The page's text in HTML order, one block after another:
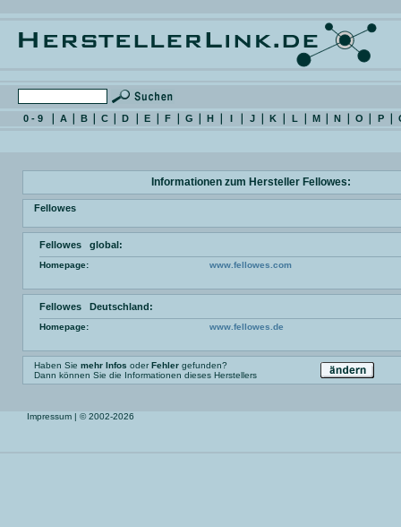
0 - 9 A B C D E F G H I J K L M N O P
Informationen zum Hersteller Fellowes:
Fellowes
Fellowes global:
Homepage: www.fellowes.com
Fellowes Deutschland:
Homepage: www.fellowes.de
Haben Sie mehr Infos oderFehler gefunden?
Dann können Sie die Informationen dieses Herstellers
Impressum | © 2002-2026